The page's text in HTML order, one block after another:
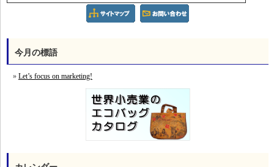
今月の標語
Let’s focus on marketing!